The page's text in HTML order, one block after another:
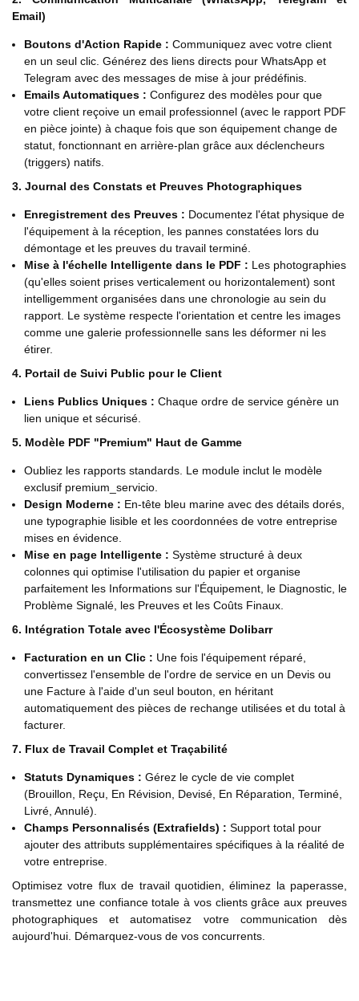
Email)
Boutons d'Action Rapide : Communiquez avec votre client
en un seul clic. Générez des liens directs pour WhatsApp et
Telegram avec des messages de mise à jour prédéfinis.
Emails Automatiques : Configurez des modèles pour que
votre client reçoive un email professionnel (avec le rapport PDF
en pièce jointe) à chaque fois que son équipement change de
statut, fonctionnant en arrière-plan grâce aux déclencheurs
(triggers) natifs.
3. Journal des Constats et Preuves Photographiques
Enregistrement des Preuves : Documentez l'état physique de
l'équipement à la réception, les pannes constatées lors du
démontage et les preuves du travail terminé.
Mise à l'échelle Intelligente dans le PDF : Les photographies
(qu'elles soient prises verticalement ou horizontalement) sont
intelligemment organisées dans une chronologie au sein du
rapport. Le système respecte l'orientation et centre les images
comme une galerie professionnelle sans les déformer ni les
étirer.
4. Portail de Suivi Public pour le Client
Liens Publics Uniques : Chaque ordre de service génère un
lien unique et sécurisé.
5. Modèle PDF "Premium" Haut de Gamme
Oubliez les rapports standards. Le module inclut le modèle
exclusif premium_servicio.
Design Moderne : En-tête bleu marine avec des détails dorés,
une typographie lisible et les coordonnées de votre entreprise
mises en évidence.
Mise en page Intelligente : Système structuré à deux
colonnes qui optimise l'utilisation du papier et organise
parfaitement les Informations sur l'Équipement, le Diagnostic, le
Problème Signalé, les Preuves et les Coûts Finaux.
6. Intégration Totale avec l'Écosystème Dolibarr
Facturation en un Clic : Une fois l'équipement réparé,
convertissez l'ensemble de l'ordre de service en un Devis ou
une Facture à l'aide d'un seul bouton, en héritant
automatiquement des pièces de rechange utilisées et du total à
facturer.
7. Flux de Travail Complet et Traçabilité
Statuts Dynamiques : Gérez le cycle de vie complet
(Brouillon, Reçu, En Révision, Devisé, En Réparation, Terminé,
Livré, Annulé).
Champs Personnalisés (Extrafields) : Support total pour
ajouter des attributs supplémentaires spécifiques à la réalité de
votre entreprise.
Optimisez votre flux de travail quotidien, éliminez la paperasse,
transmettez une confiance totale à vos clients grâce aux preuves
photographiques et automatisez votre communication dès
aujourd'hui. Démarquez-vous de vos concurrents.